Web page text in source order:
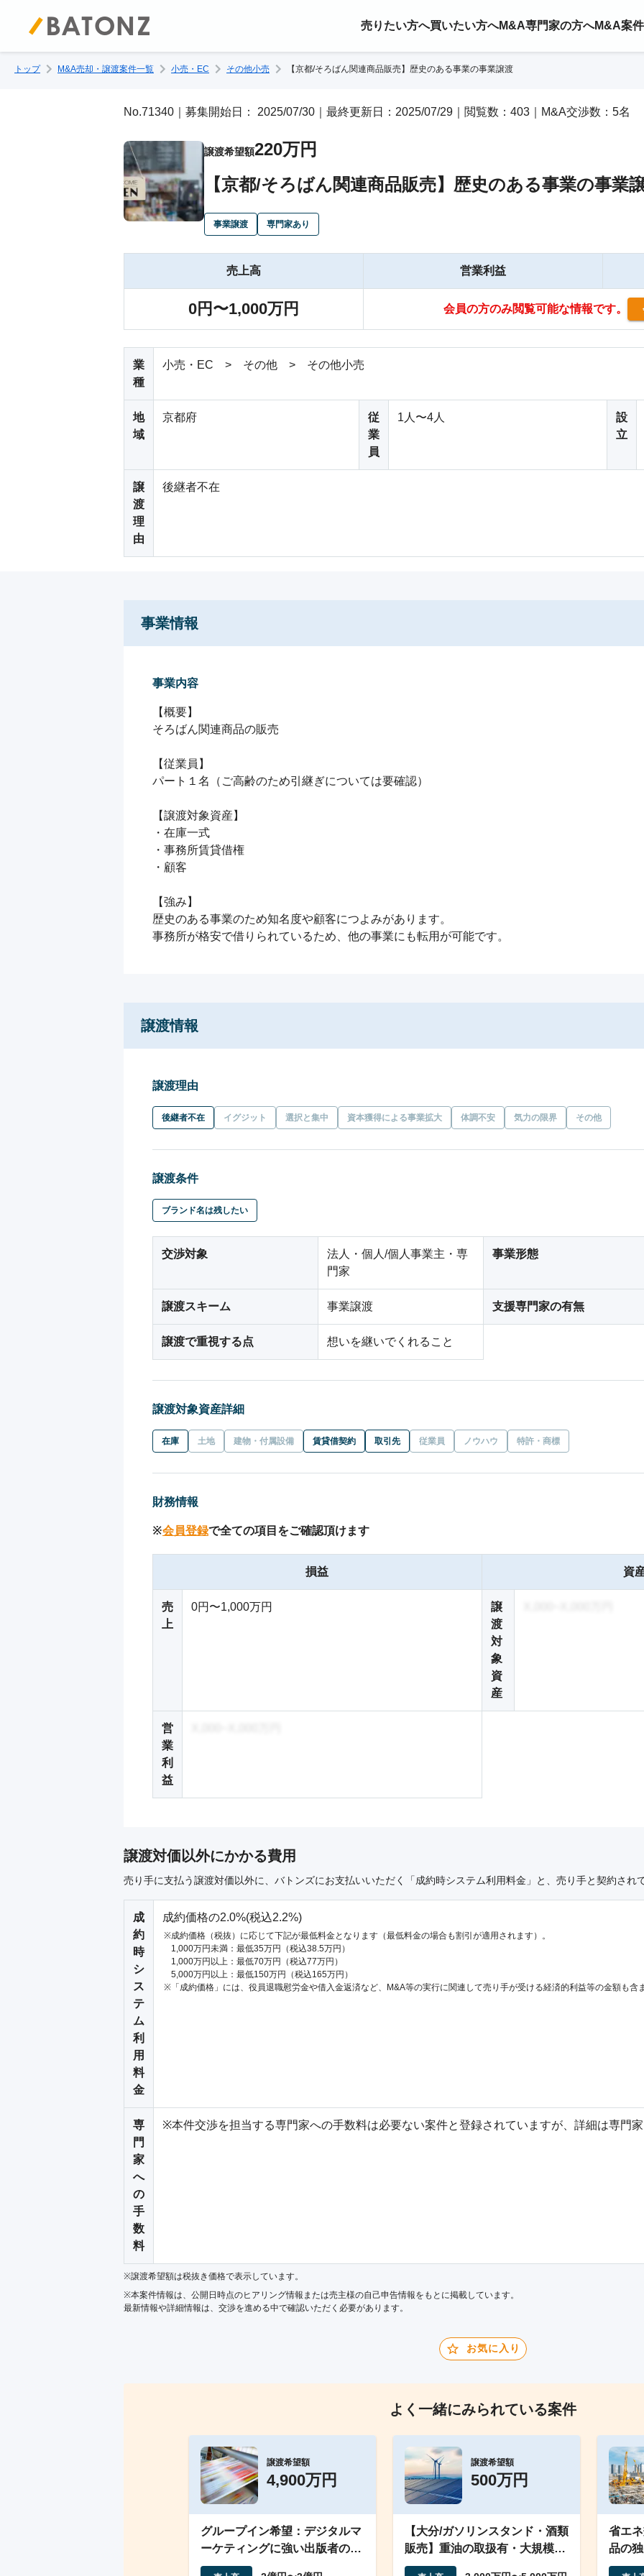
売りたい方へ買いたい方へM&A専門家の方へM&A案
トップ M&A売却・譲渡案件一覧 小売・EC その他小売 【京都/そろばん関連商品販売】歴史のある事業の事業譲渡
No.71340｜募集開始日： 2025/07/30｜最終更新日：2025/07/29｜閲覧数：403｜M&A交渉数：5名
譲渡希望額220万円
【京都/そろばん関連商品販売】歴史のある事業の事業
事業譲渡 専門家あり
売上高
0円〜1,000万円
営業利益
会員の方のみ閲覧可能な情報です。
業
種
小売・EC > その他 > その他小売
地
域
京都府
従
業
員
1人〜4人
設
立
譲
渡
理
由
後継者不在
事業情報
事業内容
【概要】
そろばん関連商品の販売
【従業員】
パート１名（ご高齢のため引継ぎについては要確認）
【譲渡対象資産】
・在庫一式
・事務所賃貸借権
・顧客
【強み】
歴史のある事業のため知名度や顧客につよみがあります。
事務所が格安で借りられているため、他の事業にも転用が可能です。
譲渡情報
譲渡理由
後継者不在 イグジット 選択と集中 資本獲得による事業拡大 体調不安 気力の限界 その他
譲渡条件
ブランド名は残したい
交渉対象
法人・個人/個人事業主・専
門家
事業形態
譲渡スキーム 事業譲渡 支援専門家の有無
譲渡で重視する点 想いを継いでくれること
譲渡対象資産詳細
在庫 土地 建物・付属設備 賃貸借契約 取引先 従業員 ノウハウ 特許・商標
財務情報
※会員登録で全ての項目をご確認頂けます
損益
売
上
0円〜1,000万円
営
業
利
益
資
譲
渡
対
象
資
産
譲渡対価以外にかかる費用
売り手に支払う譲渡対価以外に、バトンズにお支払いいただく「成約時システム利用料金」と、売り手と契約され
成
約
時
シ
ス
テ
ム
利
用
料
金
成約価格の2.0%(税込2.2%)
成約価格（税抜）に応じて下記が最低料金となります（最低料金の場合も割引が適用されます）。
1,000万円未満：最低35万円（税込38.5万円）
1,000万円以上：最低70万円（税込77万円）
5,000万円以上：最低150万円（税込165万円）
「成約価格」には、役員退職慰労金や借入金返済など、M&A等の実行に関連して売り手が受ける経済的利益等の金額も含
専
門
家
へ
の
手
数
料
※本件交渉を担当する専門家への手数料は必要ない案件と登録されていますが、詳細は専門
※譲渡希望額は税抜き価格で表示しています。
※本案件情報は、公開日時点のヒアリング情報または売主様の自己申告情報をもとに掲載しています。
最新情報や詳細情報は、交渉を進める中で確認いただく必要があります。
お気に入り
よく一緒にみられている案件
譲渡希望額
4,900万円
グループイン希望：デジタルマ
ーケティングに強い出版者の会
社譲渡
譲渡希望額
500万円
【大分/ガソリンスタンド・酒類
販売】重油の取扱有・大規模工
事現場近くのスタンド
省エ
品の
強い